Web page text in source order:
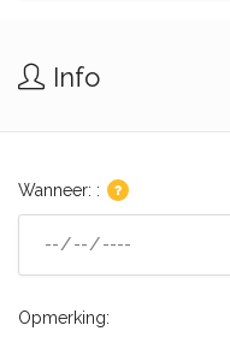
Info
Wanneer: :
Opmerking: